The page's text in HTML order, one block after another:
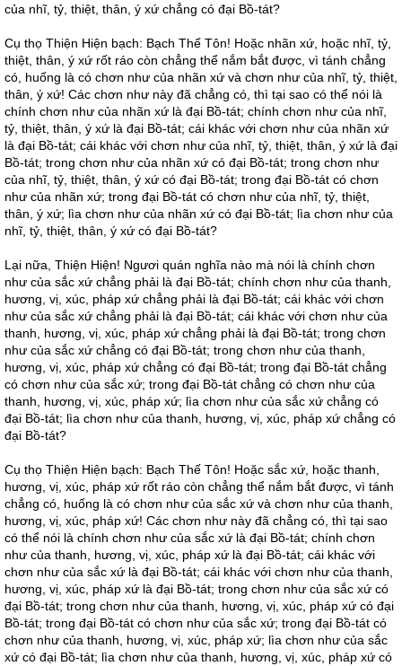
của nhĩ, tỷ, thiệt, thân, ý xứ chẳng có đại Bồ-tát?
Cụ thọ Thiện Hiện bạch: Bạch Thế Tôn! Hoặc nhãn xứ, hoặc nhĩ, tỷ,
thiệt, thân, ý xứ rốt ráo còn chẳng thể nắm bắt được, vì tánh chẳng
có, huống là có chơn như của nhãn xứ và chơn như của nhĩ, tỷ, thiệt,
thân, ý xứ! Các chơn như này đã chẳng có, thì tại sao có thể nói là
chính chơn như của nhãn xứ là đại Bồ-tát; chính chơn như của nhĩ,
tỷ, thiệt, thân, ý xứ là đại Bồ-tát; cái khác với chơn như của nhãn xứ
là đại Bồ-tát; cái khác với chơn như của nhĩ, tỷ, thiệt, thân, ý xứ là đại
Bồ-tát; trong chơn như của nhãn xứ có đại Bồ-tát; trong chơn như
của nhĩ, tỷ, thiệt, thân, ý xứ có đại Bồ-tát; trong đại Bồ-tát có chơn
như của nhãn xứ; trong đại Bồ-tát có chơn như của nhĩ, tỷ, thiệt,
thân, ý xứ; lìa chơn như của nhãn xứ có đại Bồ-tát; lìa chơn như của
nhĩ, tỷ, thiệt, thân, ý xứ có đại Bồ-tát?
Lại nữa, Thiện Hiện! Ngươi quán nghĩa nào mà nói là chính chơn
như của sắc xứ chẳng phải là đại Bồ-tát; chính chơn như của thanh,
hương, vị, xúc, pháp xứ chẳng phải là đại Bồ-tát; cái khác với chơn
như của sắc xứ chẳng phải là đại Bồ-tát; cái khác với chơn như của
thanh, hương, vị, xúc, pháp xứ chẳng phải là đại Bồ-tát; trong chơn
như của sắc xứ chẳng có đại Bồ-tát; trong chơn như của thanh,
hương, vị, xúc, pháp xứ chẳng có đại Bồ-tát; trong đại Bồ-tát chẳng
có chơn như của sắc xứ; trong đại Bồ-tát chẳng có chơn như của
thanh, hương, vị, xúc, pháp xứ; lìa chơn như của sắc xứ chẳng có
đại Bồ-tát; lìa chơn như của thanh, hương, vị, xúc, pháp xứ chẳng có
đại Bồ-tát?
Cụ thọ Thiện Hiện bạch: Bạch Thế Tôn! Hoặc sắc xứ, hoặc thanh,
hương, vị, xúc, pháp xứ rốt ráo còn chẳng thể nắm bắt được, vì tánh
chẳng có, huống là có chơn như của sắc xứ và chơn như của thanh,
hương, vị, xúc, pháp xứ! Các chơn như này đã chẳng có, thì tại sao
có thể nói là chính chơn như của sắc xứ là đại Bồ-tát; chính chơn
như của thanh, hương, vị, xúc, pháp xứ là đại Bồ-tát; cái khác với
chơn như của sắc xứ là đại Bồ-tát; cái khác với chơn như của thanh,
hương, vị, xúc, pháp xứ là đại Bồ-tát; trong chơn như của sắc xứ có
đại Bồ-tát; trong chơn như của thanh, hương, vị, xúc, pháp xứ có đại
Bồ-tát; trong đại Bồ-tát có chơn như của sắc xứ; trong đại Bồ-tát có
chơn như của thanh, hương, vị, xúc, pháp xứ; lìa chơn như của sắc
xứ có đại Bồ-tát; lìa chơn như của thanh, hương, vị, xúc, pháp xứ có